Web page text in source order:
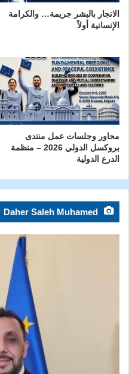
الاتجار بالبشر جريمة… والكرامة
الإنسانية أولاً
محاور وجلسات عمل منتدى
بروكسل الدولي 2026 – منظمة
الدرع الدولية
Daher Saleh Muhamed